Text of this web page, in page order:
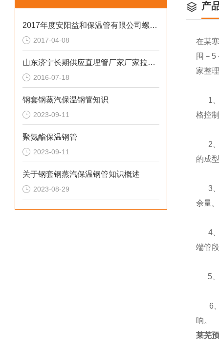
2017年度安阳益和保温管有限公司螺旋钢管采购项目结果公示
2017-04-08
山东济宁长期供应直埋管厂家厂家拉手直销
2016-07-18
钢套钢蒸汽保温钢管知识
2023-09-11
聚氨酯保温钢管
2023-09-11
关于钢套钢蒸汽保温钢管知识概述
2023-08-29
产
在某
围－
家整
1、
格控
2、
的成
3、
余量。
4、
端管
5、
6、
响。
莱芜